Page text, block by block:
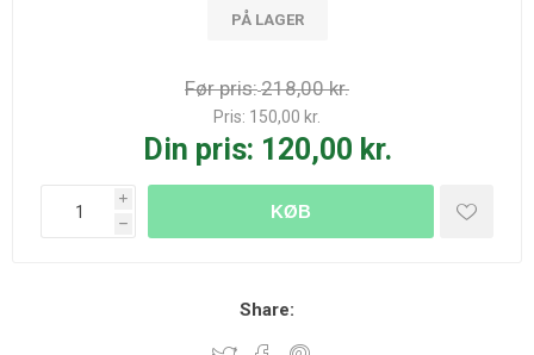
PÅ LAGER
Før pris:218,00 kr.
Pris: 150,00 kr.
Din pris: 120,00 kr.
i
h
KØB
Share: